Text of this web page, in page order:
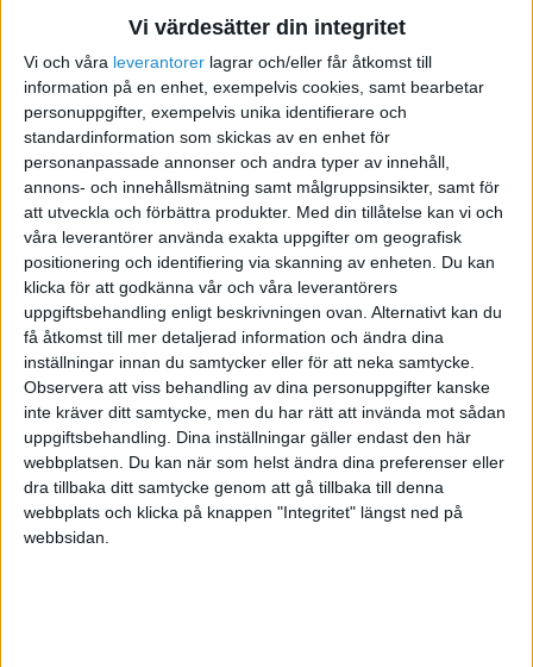
Vi värdesätter din integritet
Vi och våra leverantorer lagrar och/eller får åtkomst till
information på en enhet, exempelvis cookies, samt bearbetar
personuppgifter, exempelvis unika identifierare och
standardinformation som skickas av en enhet för
personanpassade annonser och andra typer av innehåll,
annons- och innehållsmätning samt målgruppsinsikter, samt för
att utveckla och förbättra produkter. Med din tillåtelse kan vi och
våra leverantörer använda exakta uppgifter om geografisk
positionering och identifiering via skanning av enheten. Du kan
klicka för att godkänna vår och våra leverantörers
uppgiftsbehandling enligt beskrivningen ovan. Alternativt kan du
få åtkomst till mer detaljerad information och ändra dina
inställningar innan du samtycker eller för att neka samtycke.
Observera att viss behandling av dina personuppgifter kanske
inte kräver ditt samtycke, men du har rätt att invända mot sådan
uppgiftsbehandling. Dina inställningar gäller endast den här
webbplatsen. Du kan när som helst ändra dina preferenser eller
dra tillbaka ditt samtycke genom att gå tillbaka till denna
webbplats och klicka på knappen "Integritet" längst ned på
webbsidan.
Tack på förhand mvh.
coolthing.net/
Imre Randin
2018-12-07 11:01
[color=#0000ff]Imponerande många och fina
bilder[/color]
.Spontant känner jag att att du missar två viktiga
tillfällen att
påverka/ uppmana prospect att köpa.
Inne på sidorna i butiken har du Category-text
och Product-text